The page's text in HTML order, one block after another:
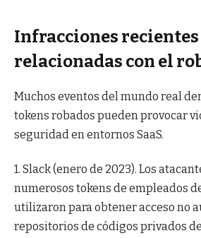
Infracciones recientes
relacionadas con el
Muchos eventos del mundo real
tokens robados pueden provocar
seguridad en entornos SaaS.
1. Slack (enero de 2023). Los
numerosos tokens de empleados
utilizaron para obtener acceso no
repositorios de códigos privados